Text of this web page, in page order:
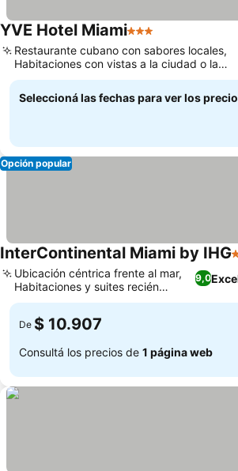
YVE Hotel Miami3 Estrellas
Restaurante cubano con sabores locales,
Habitaciones con vistas a la ciudad o la
bahía
Seleccioná las fechas para ver los
Opción popular
InterContinental Miami by IHG
9,0
Ubicación céntrica frente al mar,
Habitaciones y suites recién
renovadas
De $ 10.907
Consultá los precios de 1 página web